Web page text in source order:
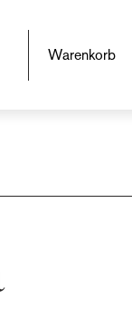
Warenkorb